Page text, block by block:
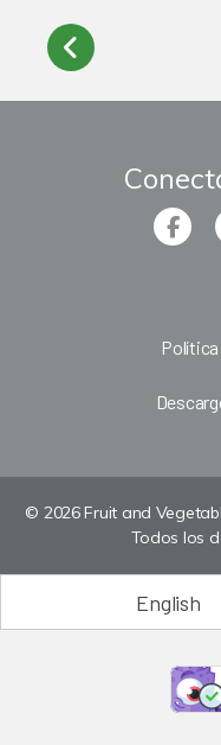
© 2026 Fruit and
Todos los
English